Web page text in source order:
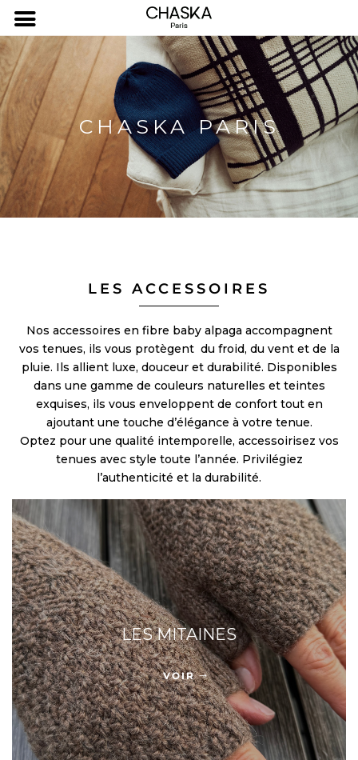
CHASKA PARIS
LES ACCESSOIRES
Nos accessoires en fibre baby alpaga accompagnent
vos tenues, ils vous protègent du froid, du vent et de la
pluie. Ils allient luxe, douceur et durabilité. Disponibles
dans une gamme de couleurs naturelles et teintes
exquises, ils vous enveloppent de confort tout en
ajoutant une touche d’élégance à votre tenue.
Optez pour une qualité intemporelle, accessoirisez vos
tenues avec style toute l’année. Privilégiez
l’authenticité et la durabilité.
LES MITAINES
VOIR